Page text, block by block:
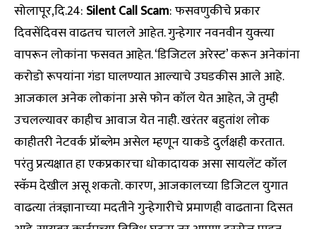
सोलापूर,दि.24: Silent Call Scam: फसवणुकीचे प्रकार
दिवसेंदिवस वाढतच चालले आहेत. गुन्हेगार नवनवीन युक्त्या
वापरून लोकांना फसवत आहेत. ‘डिजिटल अरेस्ट’ करून अनेकांना
करोडो रूपयांना गंडा घालण्यात आल्याचे उघडकीस आले आहे.
आजकाल अनेक लोकांना असे फोन कॉल येत आहेत, जे तुम्ही
उचलल्यावर काहीच आवाज येत नाही. खरंतर बहुतांश लोक
काहीतरी नेटवर्क प्रॉब्लेम असेल म्हणून याकडे दुर्लक्षही करतात.
परंतु प्रत्यक्षात हा एकप्रकारचा धोकादायक असा सायलेंट कॉल
स्कॅम देखील असू शकतो. कारण, आजकालच्या डिजिटल युगात
वाढत्या तंत्रज्ञानाच्या मदतीने गुन्हेगारीचे प्रमाणही वाढताना दिसत